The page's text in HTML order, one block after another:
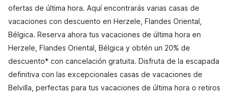
ofertas de última hora. Aquí encontrarás varias casas de
vacaciones con descuento en Herzele, Flandes Oriental,
Bélgica. Reserva ahora tus vacaciones de última hora en
Herzele, Flandes Oriental, Bélgica y obtén un 20% de
descuento* con cancelación gratuita. Disfruta de la escapada
definitiva con las excepcionales casas de vacaciones de
Belvilla, perfectas para tus vacaciones de última hora o retiros